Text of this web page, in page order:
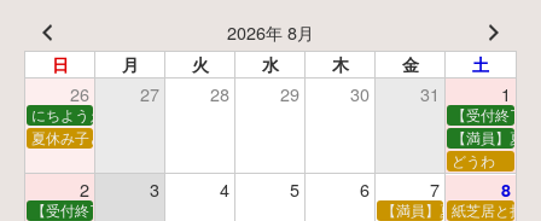
2026年 8月
日 月 火 水 木 金 土
26 27 28 29 30 31 1
にちようえほん
【受付終了
夏休み子ども映画会
【満員】夏
どうわ
2 3 4 5 6 7 8
【受付終了】親子で挑戦！調べ学習ワークショップ 【満員】夏休み科学あ
紙芝居と折